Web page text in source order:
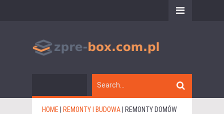
HOME REMONTY I BUDOWA
REMONTY DOMÓW